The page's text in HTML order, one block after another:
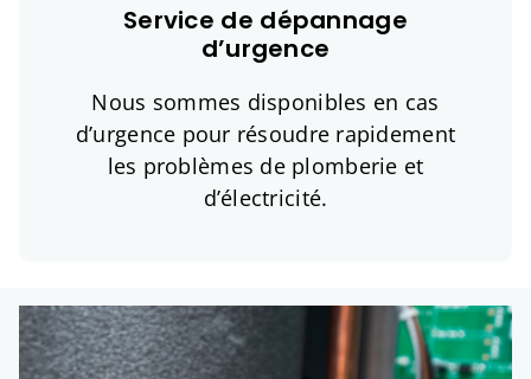
Service de dépannage
d’urgence
Nous sommes disponibles en cas
d’urgence pour résoudre rapidement
les problèmes de plomberie et
d’électricité.